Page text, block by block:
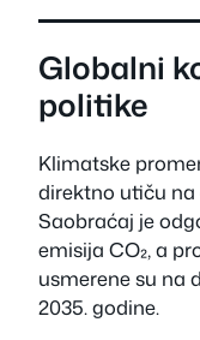
Globalni
politike
Klimatske
direktno utiču na
Saobraćaj je
emisija CO₂, a
usmerene su na
2035. godine.